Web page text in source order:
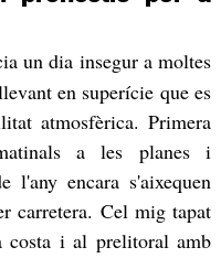
un dia insegur a moltes
en superície que es
atmosfèrica. Primera
a les planes i
l'any encara s'aixequen
carretera. Cel mig tapat
costa i al prelitoral amb